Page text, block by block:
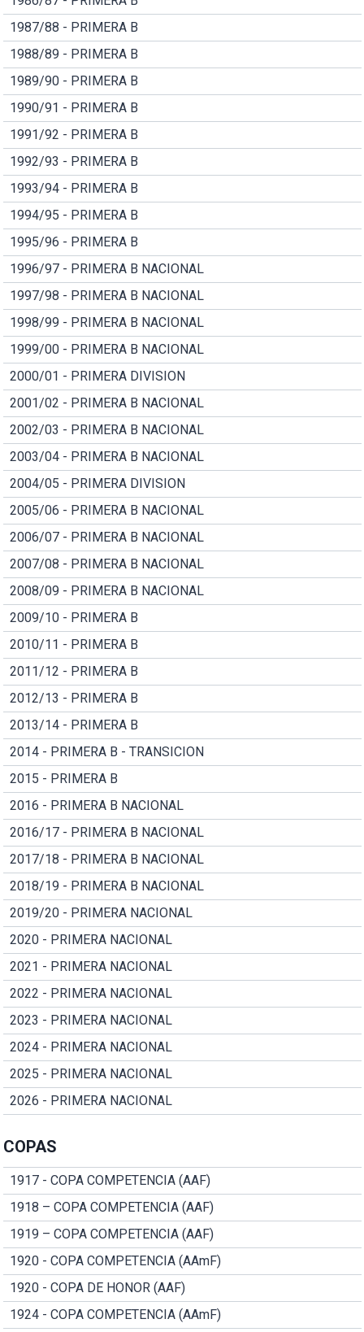
1987/88 - PRIMERA B
1988/89 - PRIMERA B
1989/90 - PRIMERA B
1990/91 - PRIMERA B
1991/92 - PRIMERA B
1992/93 - PRIMERA B
1993/94 - PRIMERA B
1994/95 - PRIMERA B
1995/96 - PRIMERA B
1996/97 - PRIMERA B NACIONAL
1997/98 - PRIMERA B NACIONAL
1998/99 - PRIMERA B NACIONAL
1999/00 - PRIMERA B NACIONAL
2000/01 - PRIMERA DIVISION
2001/02 - PRIMERA B NACIONAL
2002/03 - PRIMERA B NACIONAL
2003/04 - PRIMERA B NACIONAL
2004/05 - PRIMERA DIVISION
2005/06 - PRIMERA B NACIONAL
2006/07 - PRIMERA B NACIONAL
2007/08 - PRIMERA B NACIONAL
2008/09 - PRIMERA B NACIONAL
2009/10 - PRIMERA B
2010/11 - PRIMERA B
2011/12 - PRIMERA B
2012/13 - PRIMERA B
2013/14 - PRIMERA B
2014 - PRIMERA B - TRANSICION
2015 - PRIMERA B
2016 - PRIMERA B NACIONAL
2016/17 - PRIMERA B NACIONAL
2017/18 - PRIMERA B NACIONAL
2018/19 - PRIMERA B NACIONAL
2019/20 - PRIMERA NACIONAL
2020 - PRIMERA NACIONAL
2021 - PRIMERA NACIONAL
2022 - PRIMERA NACIONAL
2023 - PRIMERA NACIONAL
2024 - PRIMERA NACIONAL
2025 - PRIMERA NACIONAL
2026 - PRIMERA NACIONAL
COPAS
1917 - COPA COMPETENCIA (AAF)
1918 – COPA COMPETENCIA (AAF)
1919 – COPA COMPETENCIA (AAF)
1920 - COPA COMPETENCIA (AAmF)
1920 - COPA DE HONOR (AAF)
1924 - COPA COMPETENCIA (AAmF)